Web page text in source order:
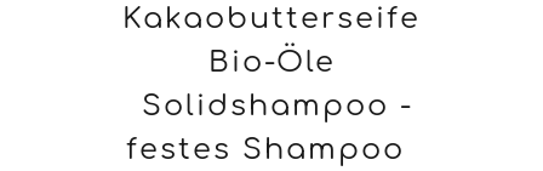
Kakaobutterseife
Bio-Öle
Solidshampoo -
festes Shampoo